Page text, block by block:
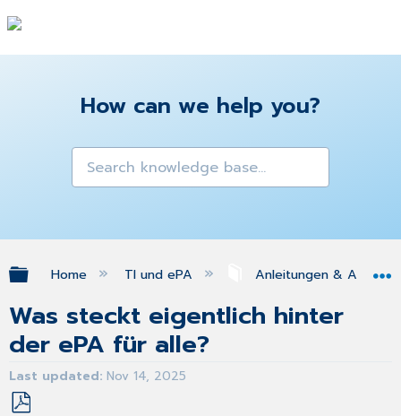
How can we help you?
Expand/collapse global hierarchy
Home TI und ePA Anleitungen &
Was steckt eigentlich hinter
der ePA für alle?
Last updated Nov 14, 2025